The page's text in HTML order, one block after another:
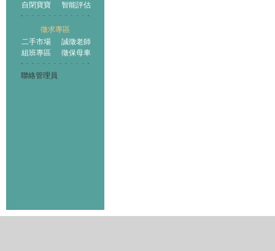
自閉寶寶
智能評估
徵求專區
二手市場
誠徵老師
組班專區
徵保母車
聯絡管理員